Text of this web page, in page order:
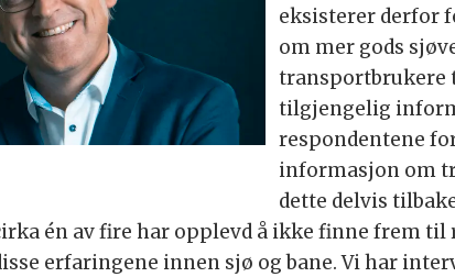
eksisterer derfor
om mer gods
transportbrukere
tilgjengelig
respondentene
informasjon om
dette delvis
én av fire har opplevd å ikke finne frem
erfaringene innen sjø og bane. Vi har